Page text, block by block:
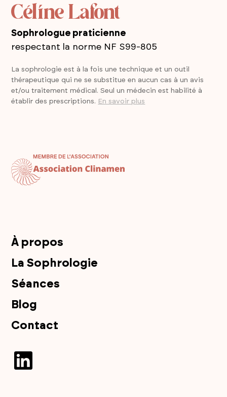
Céline Lafont
Sophrologue praticienne
respectant la norme NF S99-805
La sophrologie est à la fois une technique et un outil
thérapeutique qui ne se substitue en aucun cas à un avis
et/ou traitement médical. Seul un médecin est habilité à
établir des prescriptions. En savoir plus
À propos
La Sophrologie
Séances
Blog
Contact